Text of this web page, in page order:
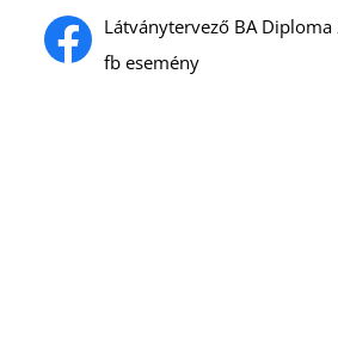
Látványtervező BA Diploma
fb esemény